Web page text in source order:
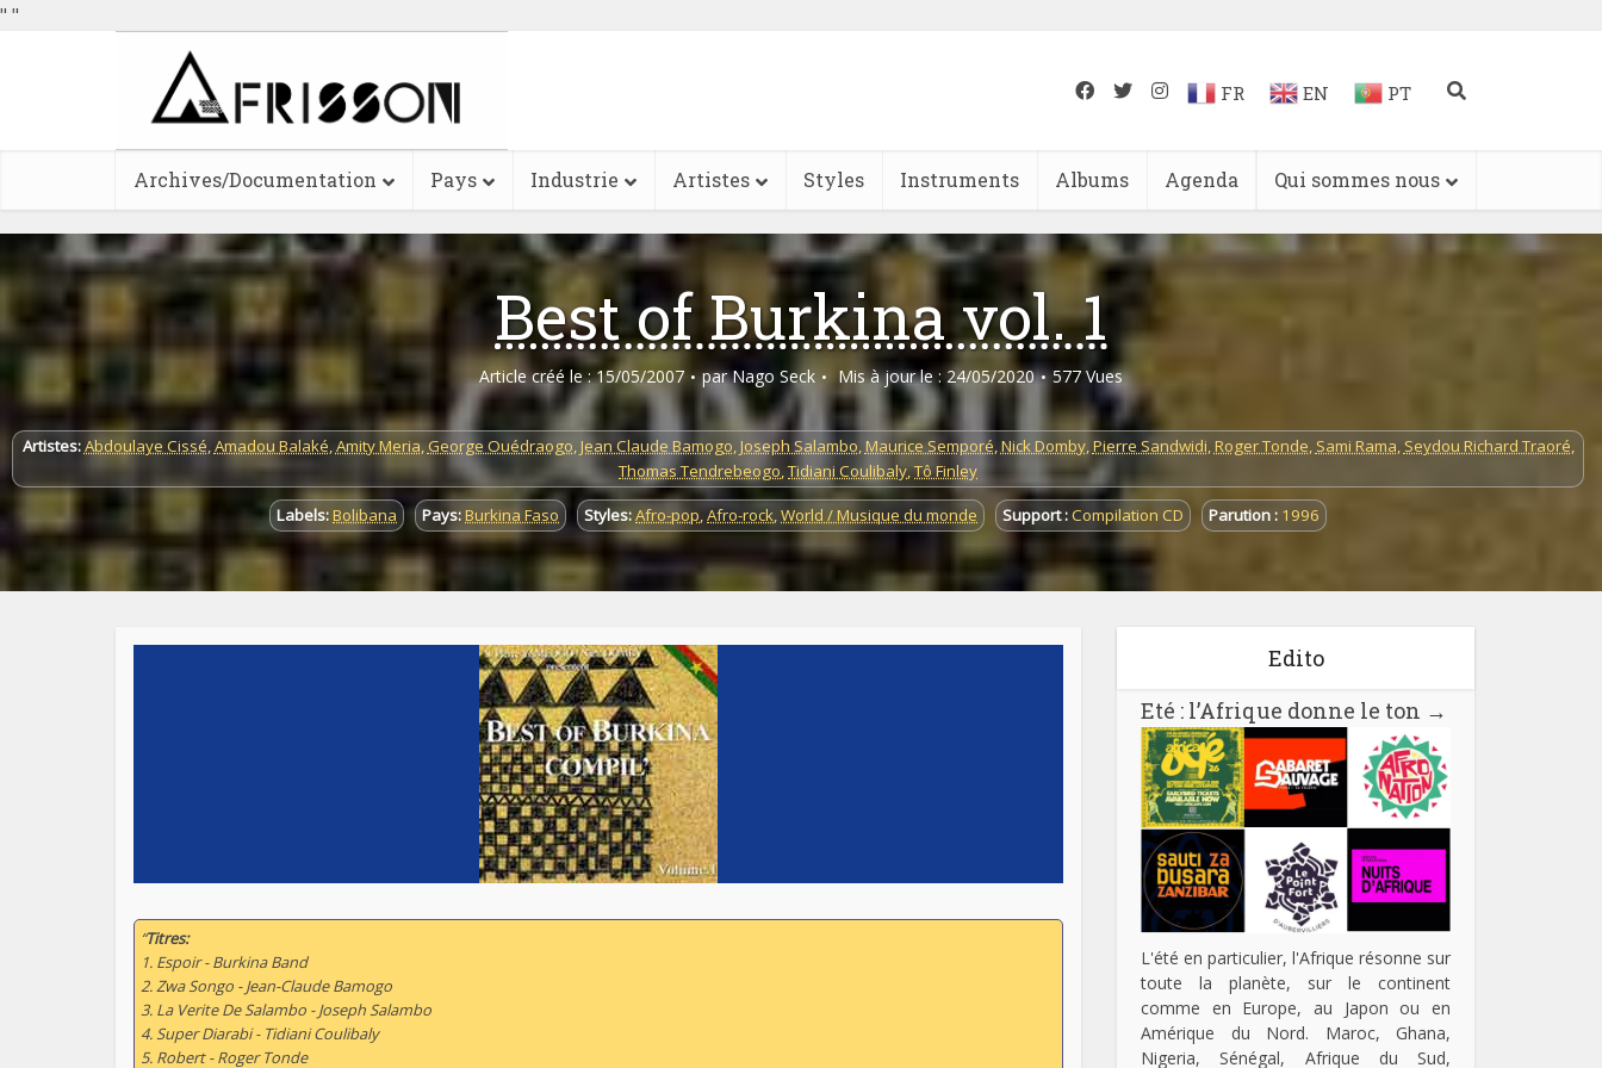
" "
FR EN PT
Archives/Documentation Pays Industrie Artistes Styles Instruments Albums Agenda Qui sommes nous
Best of Burkina vol. 1
Article créé le : 15/05/2007 par Nago Seck Mis à jour le : 24/05/2020 577 Vues
Artistes:Abdoulaye Cissé,Amadou Balaké,Amity Meria,George Ouédraogo, Jean Claude Bamogo, Joseph Salambo,Maurice Semporé,Nick Domby,Pierre Sandwidi,Roger Tonde, Sami Rama, Seydou Richard Traoré,
Thomas Tendrebeogo,Tidiani Coulibaly,Tô Finley
Labels:Bolibana Pays:Burkina Faso Styles:Afro-pop,Afro-rock,World / Musique du monde Support :Compilation CD Parution : 1996
“Titres:
1. Espoir - Burkina Band
2. Zwa Songo - Jean-Claude Bamogo
3. La Verite De Salambo - Joseph Salambo
4. Super Diarabi - Tidiani Coulibaly
5. Robert - Roger Tonde
Edito
Eté : l’Afrique donne le ton →
L'été en particulier, l'Afrique résonne sur
toute la planète, sur le continent
comme en Europe, au Japon ou en
Amérique du Nord. Maroc, Ghana,
Nigeria, Sénégal, Afrique du Sud,